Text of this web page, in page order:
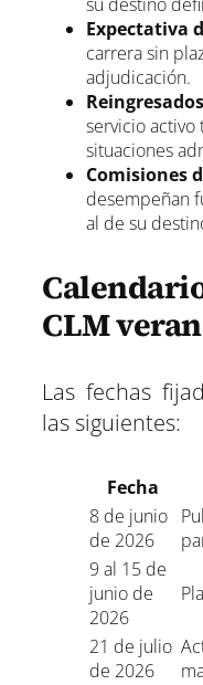
Expectativa
carrera sin
adjudicación.
servicio activo
situaciones
Comisiones
desempeñan
al de su
CLM
Las fechas
las siguientes:
Fecha
8 de junio
de 2026
9 al 15 de
junio de
2026
21 de julio
de 2026